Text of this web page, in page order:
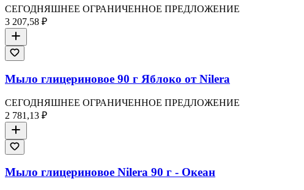
СЕГОДНЯШНЕЕ ОГРАНИЧЕННОЕ ПРЕДЛОЖЕНИЕ
3 207,58 ₽
Мыло глицериновое 90 г Яблоко от Nilera
СЕГОДНЯШНЕЕ ОГРАНИЧЕННОЕ ПРЕДЛОЖЕНИЕ
2 781,13 ₽
Мыло глицериновое Nilera 90 г - Океан